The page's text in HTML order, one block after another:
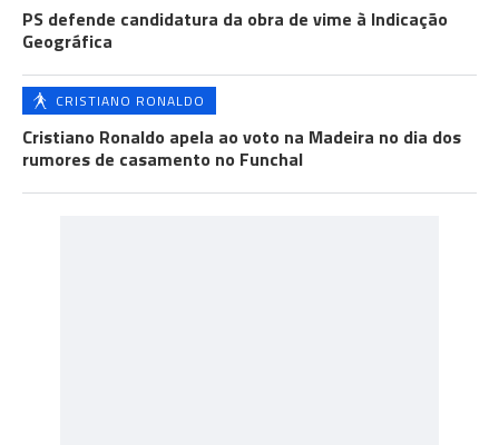
PS defende candidatura da obra de vime à Indicação
Geográfica
CRISTIANO RONALDO
Cristiano Ronaldo apela ao voto na Madeira no dia dos
rumores de casamento no Funchal